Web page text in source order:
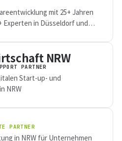
mit 25+ Jahren
Experten in Düsseldorf und
NRW
PARTNER
Start-up- und
NRW
PARTNER
in NRW für Unternehmen